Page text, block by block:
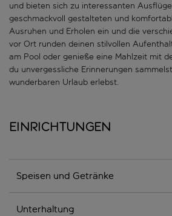
und bieten sich zu interessanten
geschmackvoll gestalteten und
Ausruhen und Erholen ein und die
vor Ort runden deinen stilvollen
am Pool oder genieße eine Mahlzeit mit
du unvergessliche Erinnerungen
wunderbaren Urlaub erlebst.
Einrichtungen
Speisen und Getränke
Unterhaltung